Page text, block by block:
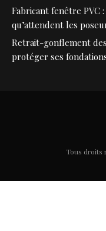
Fabricant fenêtre PVC
qu’attendent les
Retrait-gonflement
protéger ses
Tous droits